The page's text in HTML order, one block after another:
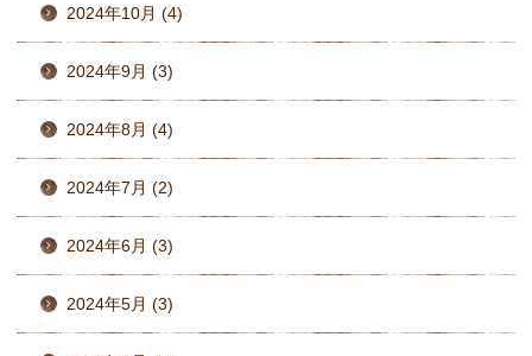
2024年10月 (4)
2024年9月 (3)
2024年8月 (4)
2024年7月 (2)
2024年6月 (3)
2024年5月 (3)